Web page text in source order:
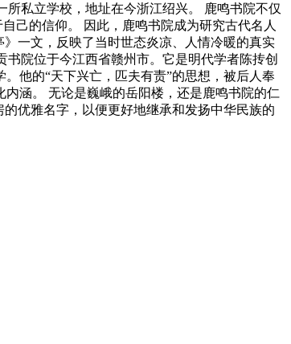
私立学校，地址在今浙江绍兴。 鹿鸣书院不仅
己的信仰。 因此，鹿鸣书院成为研究古代名人
一文，反映了当时世态炎凉、人情冷暖的真实
院位于今江西省赣州市。它是明代学者陈抟创
他的“天下兴亡，匹夫有责”的思想，被后人奉
涵。 无论是巍峨的岳阳楼，还是鹿鸣书院的仁
优雅名字，以便更好地继承和发扬中华民族的